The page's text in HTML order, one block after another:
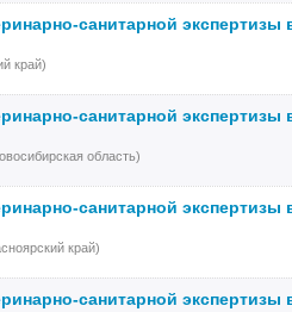
санитарной экспертизы
край)
санитарной
область)
санитарной экспертизы
край)
санитарной экспертизы